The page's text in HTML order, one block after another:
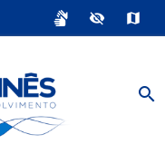
sign_language visibility_off map
search